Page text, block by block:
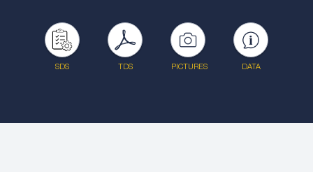
SDS TDS PICTURES DATA